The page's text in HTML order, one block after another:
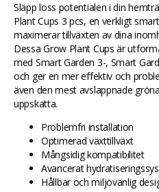
Släpp loss potentialen i din
Plant Cups 3 pcs, en verkligt
maximerar tillväxten av dina
Dessa Grow Plant Cups är
med Smart Garden 3-, Smart
och ger en mer effektiv och
även den mest avslappnade
uppskatta.
Problemfri installation
Optimerad växttillväxt
Mångsidig kompatibilitet
Avancerat
Hållbar och miljövänlig